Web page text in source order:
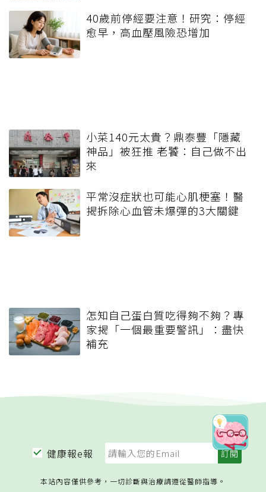
40歲前停經要注意！研究：停經
愈早，高血壓風險恐增加
小菜140元太貴？鼎泰豐「隱藏
神品」被狂推 老饕：自己做不出
來
平常沒症狀也可能心肌梗塞！醫
揭拆除心血管未爆彈的3大關鍵
怎知自己蛋白質吃得夠不夠？專
家揭「一個最重要警訊」：盡快
補充
健康報e報
本站內容僅供參考，一切診斷與治療請遵從醫師指導。